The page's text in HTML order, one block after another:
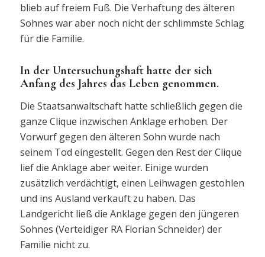
blieb auf freiem Fuß. Die Verhaftung des älteren
Sohnes war aber noch nicht der schlimmste Schlag
für die Familie.
In der Untersuchungshaft hatte der sich
Anfang des Jahres das Leben genommen.
Die Staatsanwaltschaft hatte schließlich gegen die
ganze Clique inzwischen Anklage erhoben. Der
Vorwurf gegen den älteren Sohn wurde nach
seinem Tod eingestellt. Gegen den Rest der Clique
lief die Anklage aber weiter. Einige wurden
zusätzlich verdächtigt, einen Leihwagen gestohlen
und ins Ausland verkauft zu haben. Das
Landgericht ließ die Anklage gegen den jüngeren
Sohnes (Verteidiger RA Florian Schneider) der
Familie nicht zu.